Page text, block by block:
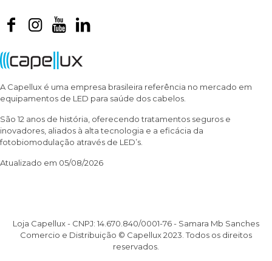
A Capellux é uma empresa brasileira referência no mercado em
equipamentos de LED para saúde dos cabelos.
São 12 anos de história, oferecendo tratamentos seguros e
inovadores, aliados à alta tecnologia e a eficácia da
fotobiomodulação através de LED’s.
Atualizado em 05/08/2026
Loja Capellux - CNPJ: 14.670.840/0001-76 - Samara Mb Sanches
Comercio e Distribuição © Capellux 2023. Todos os direitos
reservados.